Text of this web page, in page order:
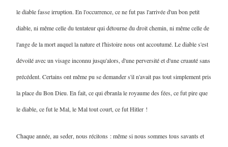
le diable fasse irruption. En l'occurrence, ce ne fut pas l'arrivée d'un bon petit
diable, ni même celle du tentateur qui détourne du droit chemin, ni même celle de
l'ange de la mort auquel la nature et l'histoire nous ont accoutumé. Le diable s'est
dévoilé avec un visage inconnu jusqu'alors, d'une perversité et d'une cruauté sans
précédent. Certains ont même pu se demander s'il n'avait pas tout simplement pris
la place du Bon Dieu. En fait, ce qui ébranla le royaume des fées, ce fut pire que
le diable, ce fut le Mal, le Mal tout court, ce fut Hitler !
Chaque année, au seder, nous récitons : même si nous sommes tous savants et